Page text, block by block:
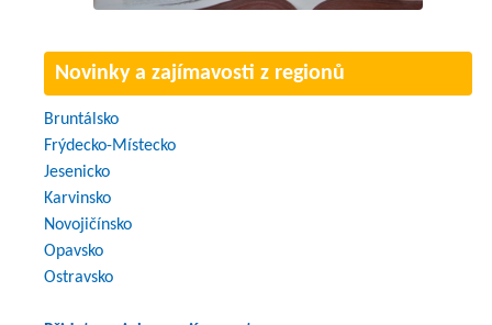
Novinky a zajímavosti z regionů
Bruntálsko
Frýdecko-Místecko
Jesenicko
Karvinsko
Novojičínsko
Opavsko
Ostravsko